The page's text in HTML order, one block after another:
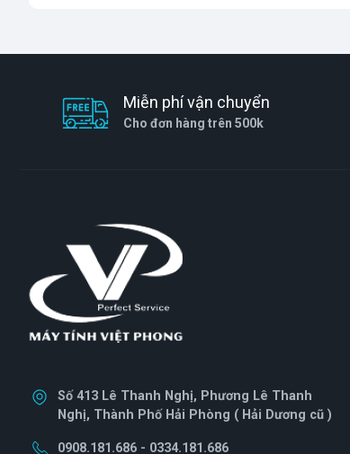
Miễn phí vận chuyển
Cho đơn hàng trên 500k
Số 413 Lê Thanh Nghị, Phương Lê Thanh
Nghị, Thành Phố Hải Phòng ( Hải Dương cũ )
0908.181.686 - 0334.181.686